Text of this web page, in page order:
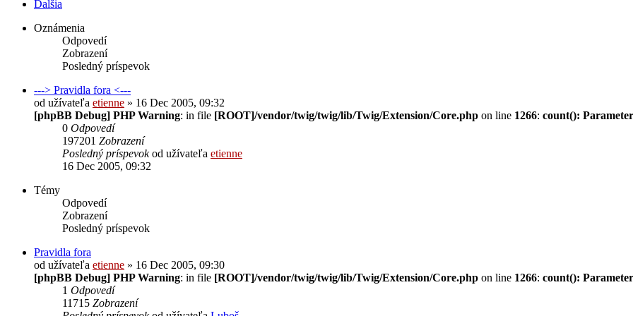
Ďalšia
Oznámenia
Odpovedí
Zobrazení
Posledný príspevok
---> Pravidla fora <---
od užívateľa etienne » 16 Dec 2005, 09:32
[phpBB Debug] PHP Warning: in file [ROOT]/vendor/twig/twig/lib/Twig/Extension/Core.php on line 1266: count():
0 Odpovedí
197201 Zobrazení
Posledný príspevokod užívateľa etienne
16 Dec 2005, 09:32
Témy
Odpovedí
Zobrazení
Posledný príspevok
Pravidla fora
od užívateľa etienne » 16 Dec 2005, 09:30
[phpBB Debug] PHP Warning: in file [ROOT]/vendor/twig/twig/lib/Twig/Extension/Core.php on line 1266: count():
1 Odpovedí
11715 Zobrazení